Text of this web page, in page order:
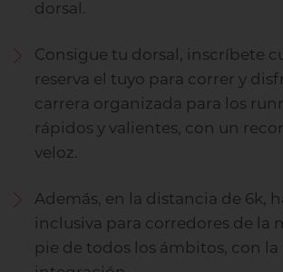
dorsal.
Consigue tu dorsal, inscríbete
reserva el tuyo para correr y
carrera organizada para los
rápidos y valientes, con un
veloz.
Además, en la distancia de 6k,
inclusiva para corredores de la
pie de todos los ámbitos, con la